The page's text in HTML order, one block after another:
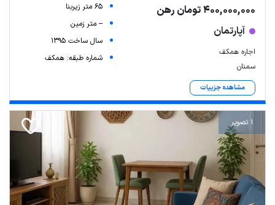
400,000,000 تومان رهن
آپارتمان
اجاره همکف
سمنان
مشاهده جزییات
65 متر زیربنا
-- متر زمین
سال ساخت 1395
شماره طبقه: همکف
1 تصویر